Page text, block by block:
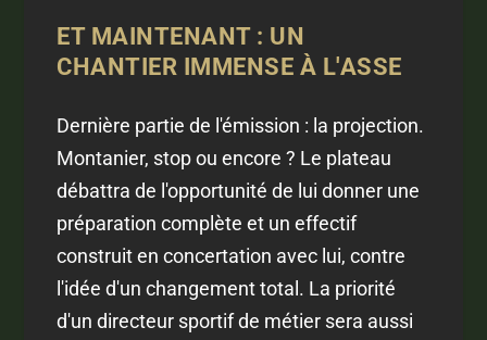
ET MAINTENANT : UN
CHANTIER IMMENSE À L'ASSE
Dernière partie de l'émission : la projection.
Montanier, stop ou encore ? Le plateau
débattra de l'opportunité de lui donner une
préparation complète et un effectif
construit en concertation avec lui, contre
l'idée d'un changement total. La priorité
d'un directeur sportif de métier sera aussi